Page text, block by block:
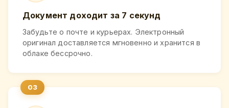
Документ доходит за 7 секунд
Забудьте о почте и курьерах. Электронный
оригинал доставляется мгновенно и хранится в
облаке бессрочно.